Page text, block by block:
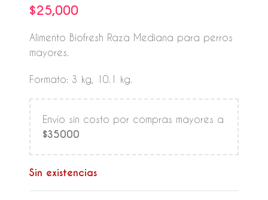
$25,000
Alimento Biofresh Raza Mediana para perros
mayores.
Formato: 3 kg, 10.1 kg.
Envío sin costo por compras mayores a
$35000
Sin existencias